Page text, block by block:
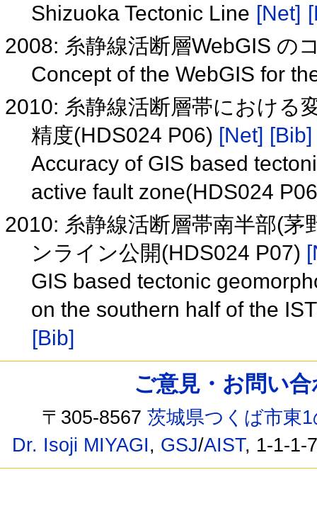
Shizuoka Tectonic Line [Net]
2008: 糸静線活断層WebGIS の
Concept of the WebGIS for
2010: 糸静線活断層帯における
精度(HDS024 P06) [Net] [Bib]
Accuracy of GIS based
active fault zone(HDS024
2010: 糸静線活断層帯南半部(
ンライン公開(HDS024 P07)
GIS based tectonic
on the southern half of the
[Bib]
ご意見・お問い
〒305-8567茨城県つくば市東
Dr. Isoji MIYAGI, GSJ/AIST, 1-1-1-